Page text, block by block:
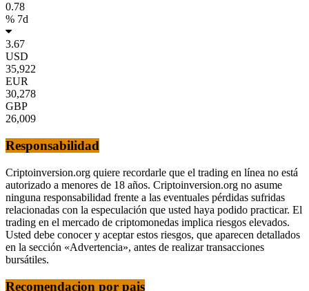
0.78
% 7d
3.67
USD
35,922
EUR
30,278
GBP
26,009
Responsabilidad
Criptoinversion.org quiere recordarle que el trading en línea no está
autorizado a menores de 18 años. Criptoinversion.org no asume
ninguna responsabilidad frente a las eventuales pérdidas sufridas
relacionadas con la especulación que usted haya podido practicar. El
trading en el mercado de criptomonedas implica riesgos elevados.
Usted debe conocer y aceptar estos riesgos, que aparecen detallados
en la sección «Advertencia», antes de realizar transacciones
bursátiles.
Recomendacion por pais